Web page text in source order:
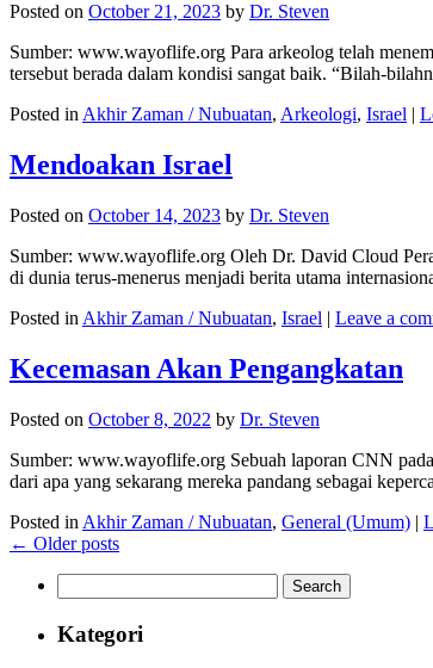
Posted on October 21, 2023 by Dr. Steven
Sumber: www.wayoflife.org Para arkeolog telah
tersebut berada dalam kondisi sangat baik. “Bilah-
Posted in Akhir Zaman / Nubuatan, Arkeologi, Israel |
Mendoakan Israel
Posted on October 14, 2023 by Dr. Steven
Sumber: www.wayoflife.org Oleh Dr. David Cloud
di dunia terus-menerus menjadi berita utama
Posted in Akhir Zaman / Nubuatan, Israel | Leave a
Kecemasan Akan Pengangkatan
Posted on October 8, 2022 by Dr. Steven
Sumber: www.wayoflife.org Sebuah laporan CNN
dari apa yang sekarang mereka pandang sebagai
Posted in Akhir Zaman / Nubuatan, General (Umum) |
← Older posts
for:
Kategori